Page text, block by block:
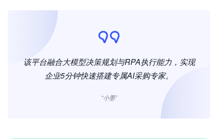
该平台融合大模型决策规划与RPA执行能力，实现
企业5分钟快速搭建专属AI采购专家。
“小墨”